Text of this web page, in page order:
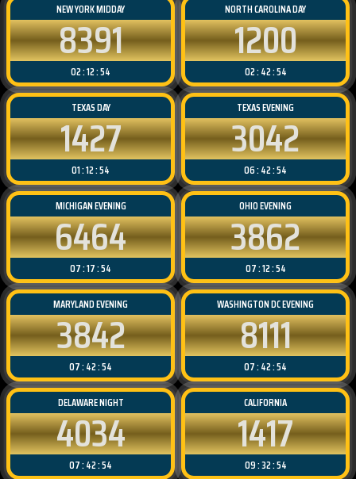
NEW YORK MIDDAY
8391
02 : 12 : 54
NORTH CAROLINA DAY
1200
02 : 42 : 54
TEXAS DAY
1427
01 : 12 : 54
TEXAS EVENING
3042
06 : 42 : 54
MICHIGAN EVENING
6464
07 : 17 : 54
OHIO EVENING
3862
07 : 12 : 54
MARYLAND EVENING
3842
07 : 42 : 54
WASHINGTON DC EVENING
8111
07 : 42 : 54
DELAWARE NIGHT
4034
07 : 42 : 54
CALIFORNIA
1417
09 : 32 : 54